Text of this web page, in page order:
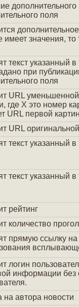
поля
имеет значения, то
текст указанный
при
поля
URL
где Х это номер
URL первой
URL
текст указанный
текст указанный
рейтинг
количество
прямую ссылку
логин
информации без
на автора новости